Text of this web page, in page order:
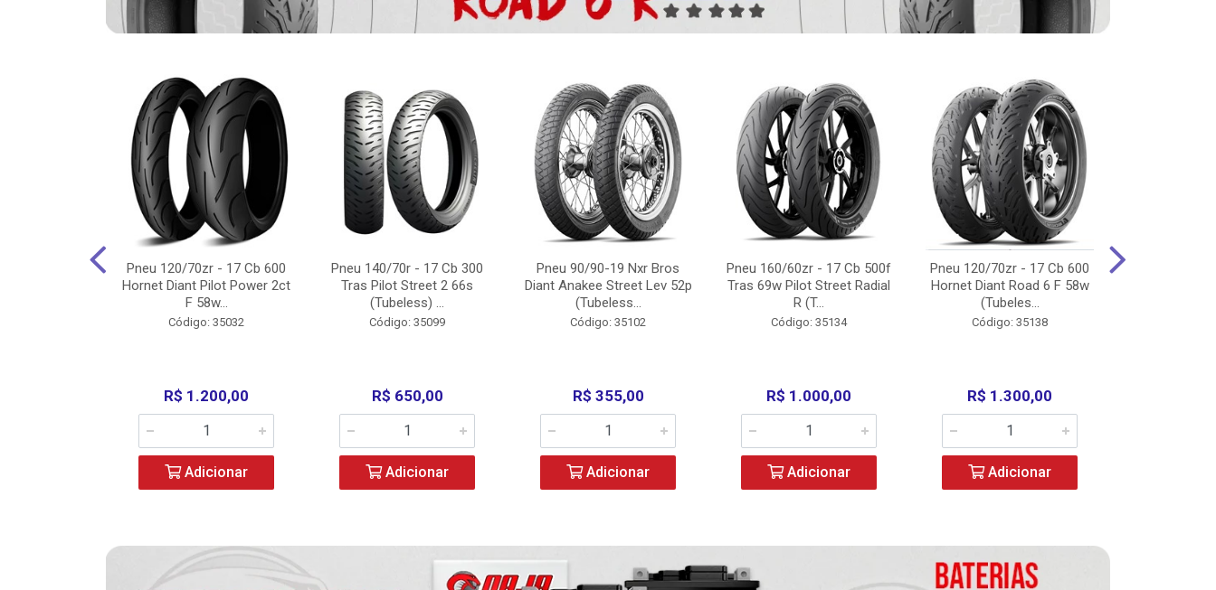
Pneu 120/70zr - 17 Cb 600
Hornet Diant Pilot Power 2ct
F 58w...
Código: 35032
R$ 1.200,00
Adicionar
Pneu 140/70r - 17 Cb 300
Tras Pilot Street 2 66s
(Tubeless) ...
Código: 35099
R$ 650,00
Adicionar
Pneu 90/90-19 Nxr Bros
Diant Anakee Street Lev 52p
(Tubeless...
Código: 35102
R$ 355,00
Adicionar
Pneu 160/60zr - 17 Cb 500f
Tras 69w Pilot Street Radial
R (T...
Código: 35134
R$ 1.000,00
Adicionar
Pneu 120/70zr - 17 Cb 600
Hornet Diant Road 6 F 58w
(Tubeles...
Código: 35138
R$ 1.300,00
Adicionar